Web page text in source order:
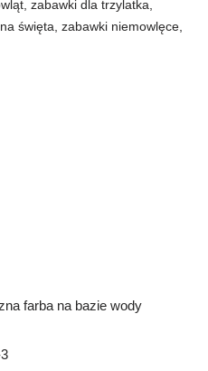
, zabawki dla trzylatka,
święta, zabawki niemowlęce,
farba na bazie wody